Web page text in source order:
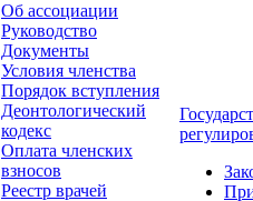
Об ассоциации
Руководство
Документы
Условия членства
Порядок вступления
Деонтологический
кодекс
Оплата членских
взносов
Реестр врачей